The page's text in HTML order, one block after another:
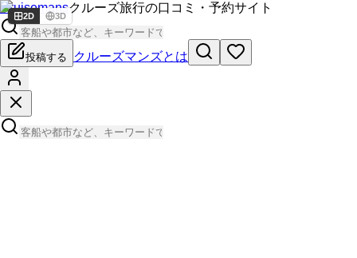
Cruisemansクルーズ旅行の口コミ・予約サイト
投稿する クルーズマンズとは
2D 3D